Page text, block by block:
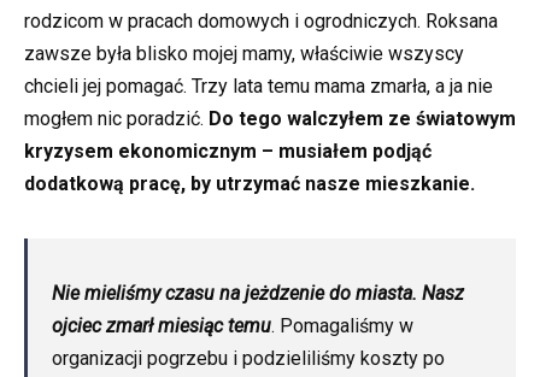
rodzicom w pracach domowych i ogrodniczych. Roksana
zawsze była blisko mojej mamy, właściwie wszyscy
chcieli jej pomagać. Trzy lata temu mama zmarła, a ja nie
mogłem nic poradzić. Do tego walczyłem ze światowym
kryzysem ekonomicznym – musiałem podjąć
dodatkową pracę, by utrzymać nasze mieszkanie.
Nie mieliśmy czasu na jeżdzenie do miasta. Nasz
ojciec zmarł miesiąc temu. Pomagaliśmy w
organizacji pogrzebu i podzieliliśmy koszty po